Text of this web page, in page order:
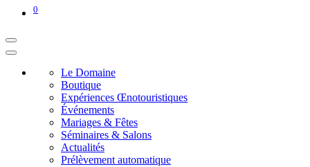
0
Le Domaine
Boutique
Expériences Œnotouristiques
Événements
Mariages & Fêtes
Séminaires & Salons
Actualités
Prélèvement automatique